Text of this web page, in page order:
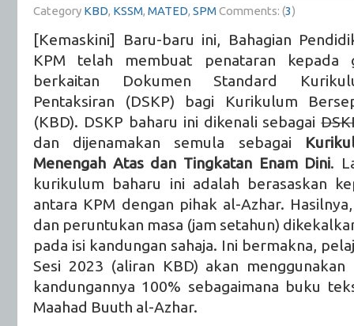
Category KBD, KSSM, MATED, SPM Comments: (3)
[Kemaskini] Baru-baru ini, Bahagian
KPM telah membuat penataran kepada
berkaitan Dokumen Standard
Pentaksiran (DSKP) bagi Kurikulum
(KBD). DSKP baharu ini dikenali sebagai
dan dijenamakan semula sebagai
Menengah Atas dan Tingkatan Enam Dini.
kurikulum baharu ini adalah berasaskan
antara KPM dengan pihak al-Azhar.
dan peruntukan masa (jam setahun)
pada isi kandungan sahaja. Ini bermakna,
Sesi 2023 (aliran KBD) akan
kandungannya 100% sebagaimana buku
Maahad Buuth al-Azhar.